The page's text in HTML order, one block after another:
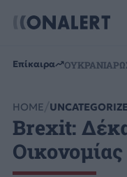
Επίκαιρα ΟΥΚΡΑΝΙΑ
HOME
Brexit: